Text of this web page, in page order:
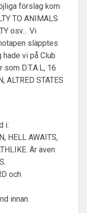
förslag kom
TO ANIMALS
osv… Vi
släpptes
vi på Club
D.T.A.L, 16
ALTRED STATES
i:
HELL AWAITS,
Är även
och
innan.